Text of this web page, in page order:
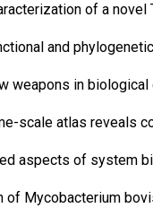
of a
and
weapons in
scale atlas reveals
aspects of system
Mycobacterium